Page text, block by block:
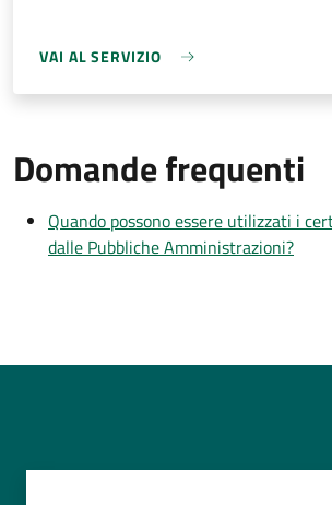
VAI AL SERVIZIO
Domande frequenti
Quando possono essere utilizzati i
dalle Pubbliche Amministrazioni?